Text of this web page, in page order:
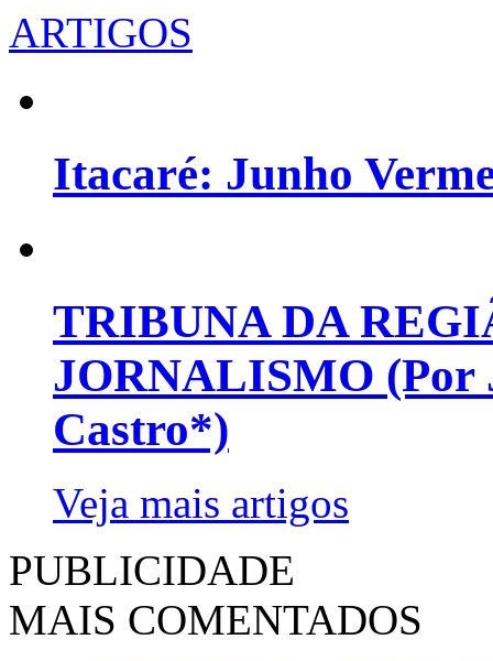
ARTIGOS
Itacaré: Junho
TRIBUNA DA
JORNALISMO (Por
Castro*)
Veja mais artigos
PUBLICIDADE
MAIS COMENTADOS